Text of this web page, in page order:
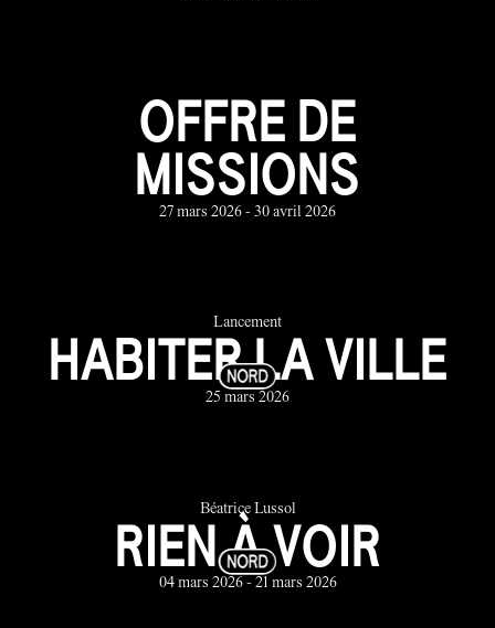
OFFRE DE
MISSIONS
27 mars 2026 - 30 avril 2026
Lancement
HABITER LA VILLE
25 mars 2026
Béatrice Lussol
RIEN À VOIR
04 mars 2026 - 21 mars 2026